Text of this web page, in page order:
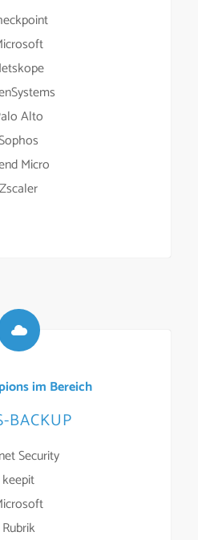
Alto
Micro
Zscaler
im Bereich
BACKUP
Security
keepit
Rubrik